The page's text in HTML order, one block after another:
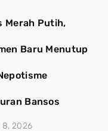
Merah Putih,
Baru Menutup
Bansos
8, 2026